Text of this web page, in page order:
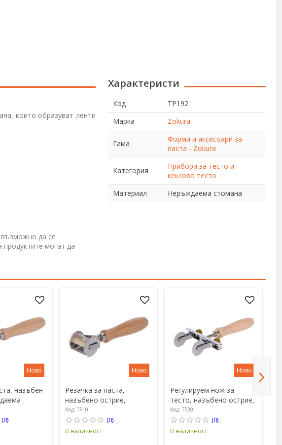
които образуват ленти
Характеристи
Код
TP192
Марка
Zokura
Гама
Форми и аксесоари за
паста - Zokura
Категория
Прибори за тесто и
кексово тесто
Материал
Неръждаема стомана
възможно да се
продуктите могат да
Ново
назъбен
- Zokura
(0)
Ново
Резачка за паста,
назъбено острие,
неръждаема стомана, 38
мм - Zokura
Код: TP10
(0)
В наличност
Ново
Регулируем нож за
тесто, назъбено острие,
неръждаема стомана -
Zokura
Код: TP20
(0)
В наличност